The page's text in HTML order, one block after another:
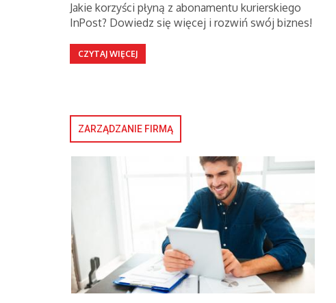
Jakie korzyści płyną z abonamentu kurierskiego
InPost? Dowiedz się więcej i rozwiń swój biznes!
CZYTAJ WIĘCEJ
ZARZĄDZANIE FIRMĄ